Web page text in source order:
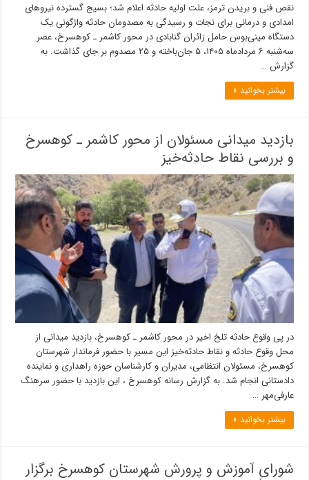
نقص فنی و بریدن ترمز، علت اولیه حادثه اعلام شد؛ بسیج گسترده نیروهای
امدادی و درمانی برای نجات و رسیدگی به مصدومان حادثه واژگونی یک
دستگاه مینی‌بوس حامل زائران گنابادی در محور کاشمر ـ کوهسرخ، عصر
سه‌شنبه ۶ مردادماه ۱۴۰۵، ۵ جان‌باخته و ۲۵ مصدوم بر جای گذاشت. به
گزارش …
بیشتر بخوانید »
بازدید میدانی مسئولان از محور کاشمر ـ کوهسرخ
و بررسی نقاط حادثه‌خیز
در پی وقوع حادثه تلخ اخیر در محور کاشمر ـ کوهسرخ، بازدید میدانی از
محل وقوع حادثه و نقاط حادثه‌خیز این مسیر با حضور فرماندار شهرستان
کوهسرخ، مسئولان انتظامی، مدیران و کارشناسان حوزه راهداری و نماینده
دادستانی انجام شد. به گزارش رسانه کوهسرخ ، این بازدید با حضور سرهنگ
عارفی‌مهر …
بیشتر بخوانید »
شورای آموزش و پرورش شهرستان کوهسرخ برگزار